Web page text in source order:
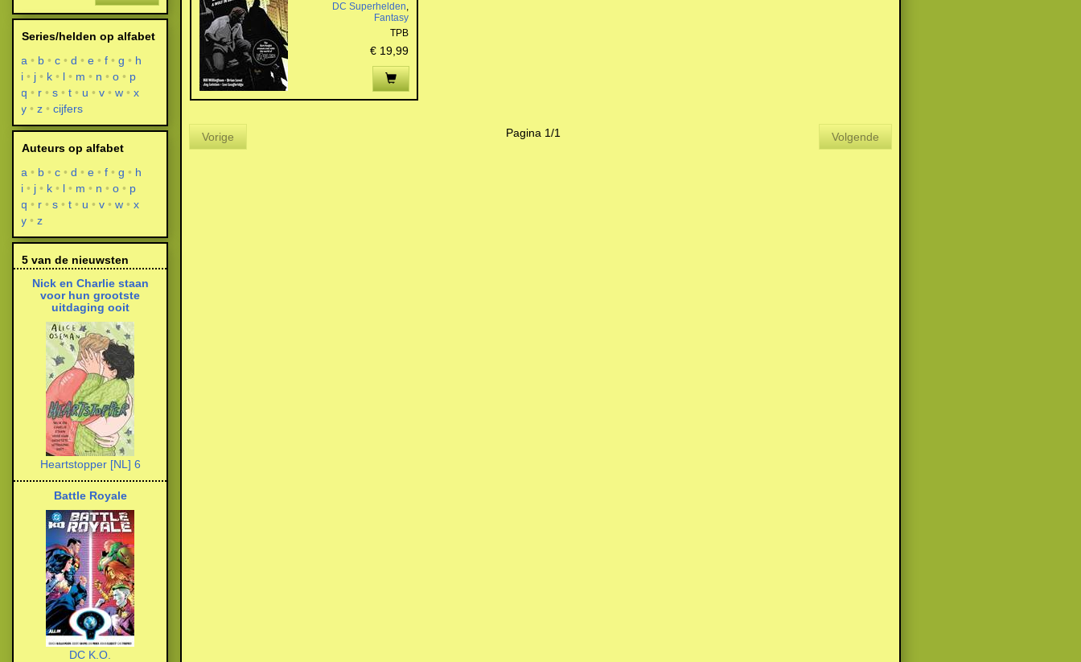
DC Superhelden,
Fantasy
TPB
€ 19,99
Vorige Pagina 1/1 Volgende
Series/helden op alfabet
a
b c d e f g
h
i
j k l m n o
p
q
r s t u v w
x
y
z cijfers
Auteurs op alfabet
a
b c d e f g
h
i
j k l m n o
p
q
r s t u v w
x
y
z
5 van de nieuwsten
Nick en Charlie staan
voor hun grootste
uitdaging ooit
Heartstopper [NL] 6
Battle Royale
DC K.O.